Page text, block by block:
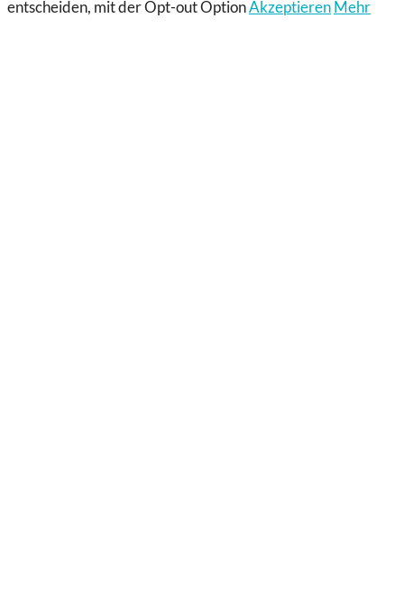
entscheiden, mit der Opt-out OptionAkzeptierenMehr